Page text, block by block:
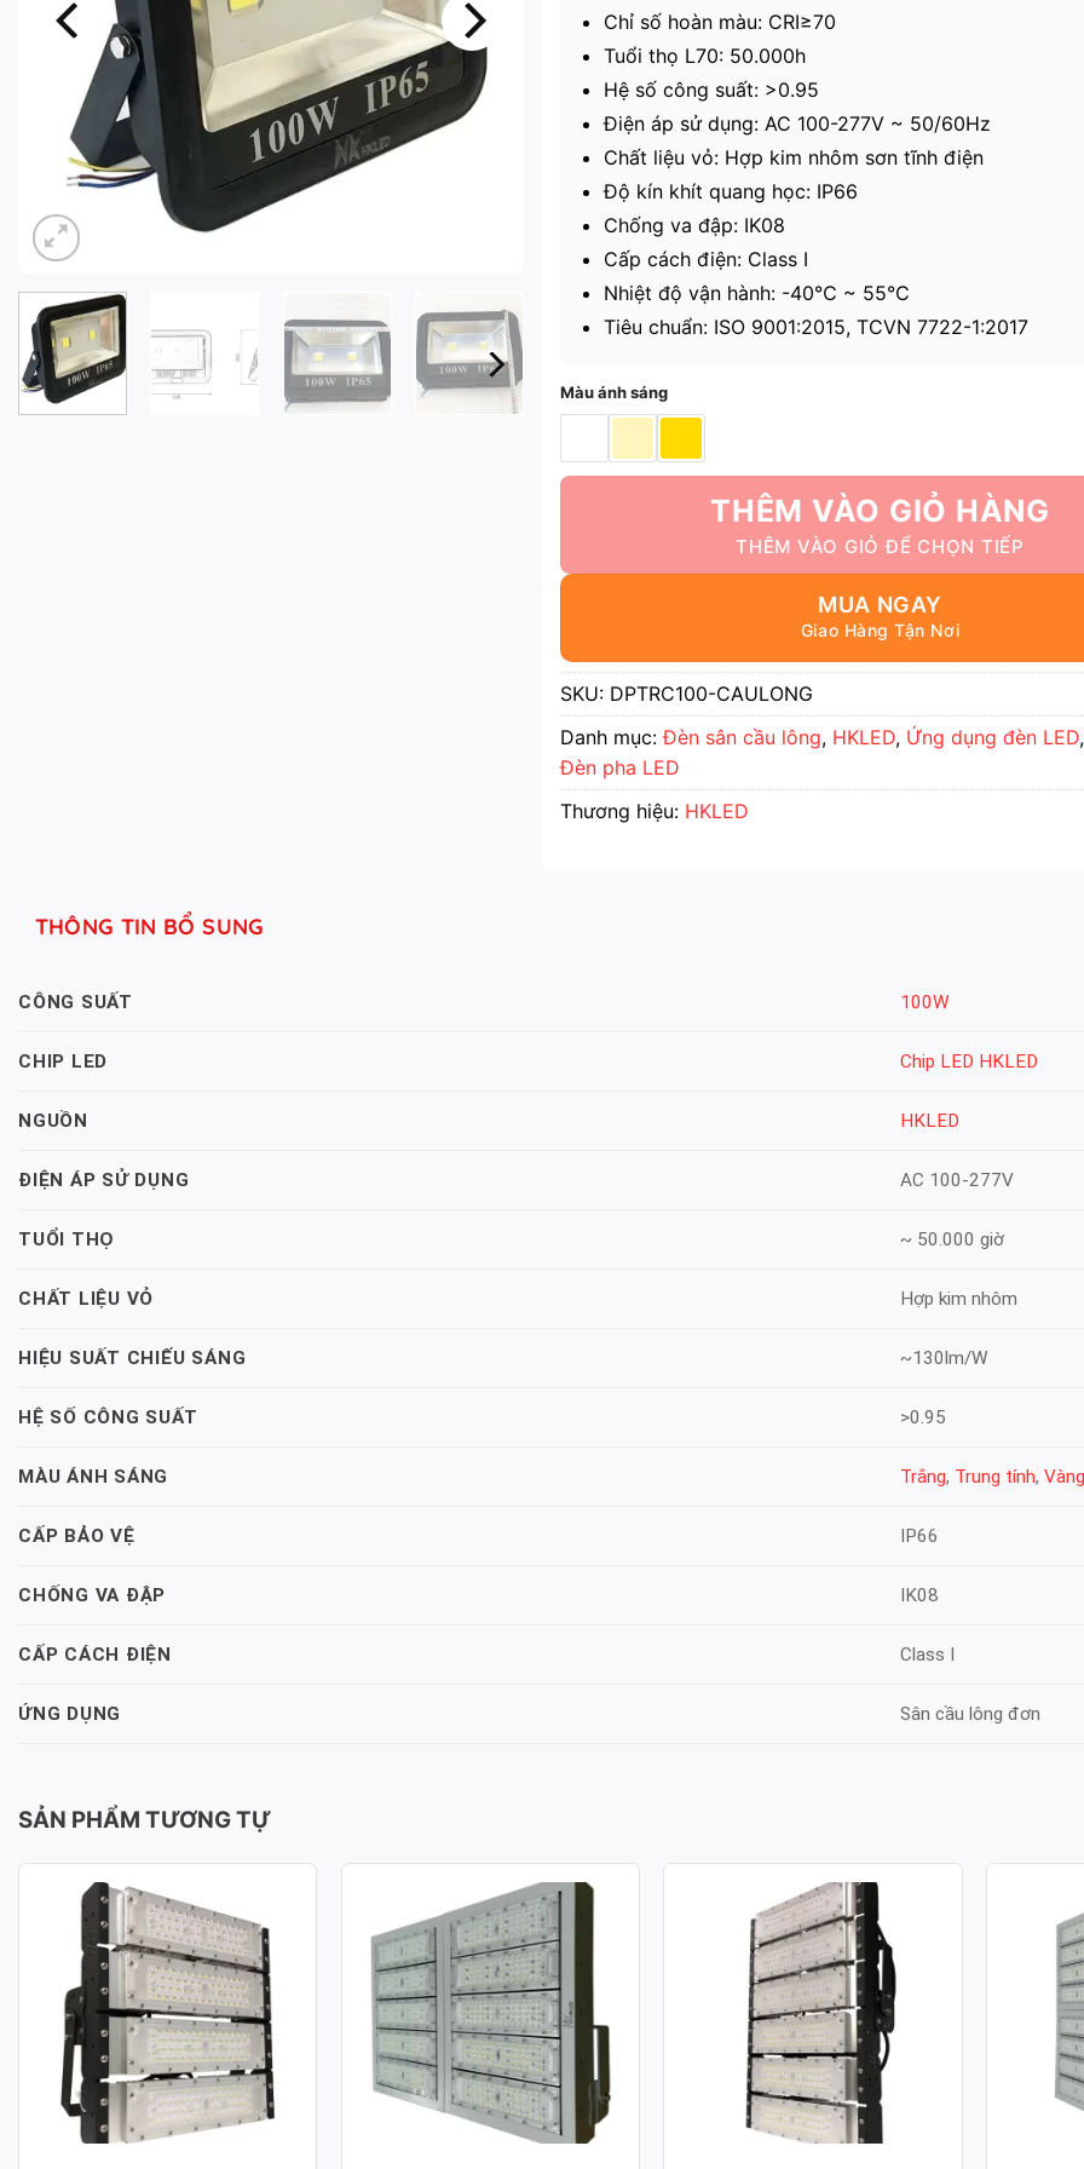
Chỉ số hoàn màu: CRI≥70
Tuổi thọ L70: 50.000h
Hệ số công suất: >0.95
Điện áp sử dụng: AC 100-277V ~ 50/60Hz
Chất liệu vỏ: Hợp kim nhôm sơn tĩnh điện
Độ kín khít quang học: IP66
Chống va đập: IK08
Cấp cách điện: Class I
Nhiệt độ vận hành: -40℃ ~ 55℃
Tiêu chuẩn: ISO 9001:2015, TCVN 7722-1:2017
Màu ánh sáng
THÊM VÀO GIỎ HÀNG
MUA NGAY
SKU: DPTRC100-CAULONG
Danh mục:Đèn sân cầu lông, HKLED, Ứng dụng đèn LED
Đèn pha LED
Thương hiệu: HKLED
THÔNG TIN BỔ SUNG
CÔNG SUẤT 100W
CHIP LED Chip LED HKLED
NGUỒN HKLED
ĐIỆN ÁP SỬ DỤNG AC 100-277V
TUỔI THỌ ~ 50.000 giờ
CHẤT LIỆU VỎ Hợp kim nhôm
HIỆU SUẤT CHIẾU SÁNG ~130lm/W
HỆ SỐ CÔNG SUẤT >0.95
MÀU ÁNH SÁNG Trắng, Trung tính, Vàng
CẤP BẢO VỆ IP66
CHỐNG VA ĐẬP IK08
CẤP CÁCH ĐIỆN Class I
ỨNG DỤNG Sân cầu lông đơn
SẢN PHẨM TƯƠNG TỰ
ĐÈN PHA LED MODULE SMD
P03 – CÔNG SUẤT 200W
Công suất: 200W
Hiệu suất chiếu sáng: 130lm/W
Nhiệt độ màu: 3.000K / 4.000K /
6.000K
Chỉ số hoàn màu: CRI≥70
Tuổi thọ L70: 50.000h
Hệ số công suất: >0.95
Điện áp sử dụng: AC 100-277V ~
ĐÈN PHA LED MODULE SMD
P02 – CÔNG SUẤT 500W
Công suất: 500W
Hiệu suất chiếu sáng: 130lm/W
Nhiệt độ màu: 3.000K / 4.000K /
6.000K
Chỉ số hoàn màu: CRI≥70
Tuổi thọ L70: 50.000h
Hệ số công suất: >0.95
Điện áp sử dụng: AC 100-277V ~
ĐÈN PHA LED MODULE SMD
P03 – CÔNG SUẤT 300W
Công suất: 300W
Hiệu suất chiếu sáng: 130lm/W
Nhiệt độ màu: 3.000K / 4.000K /
Chỉ số hoàn màu: CRI≥70
Tuổi thọ L70: 50.000h
Hệ số công suất: >0.95
Điện áp sử dụng: AC 100-277V ~
P02 –
Công
Hiệu
Nhiệt độ
Chỉ số
Tuổi thọ
Hệ số